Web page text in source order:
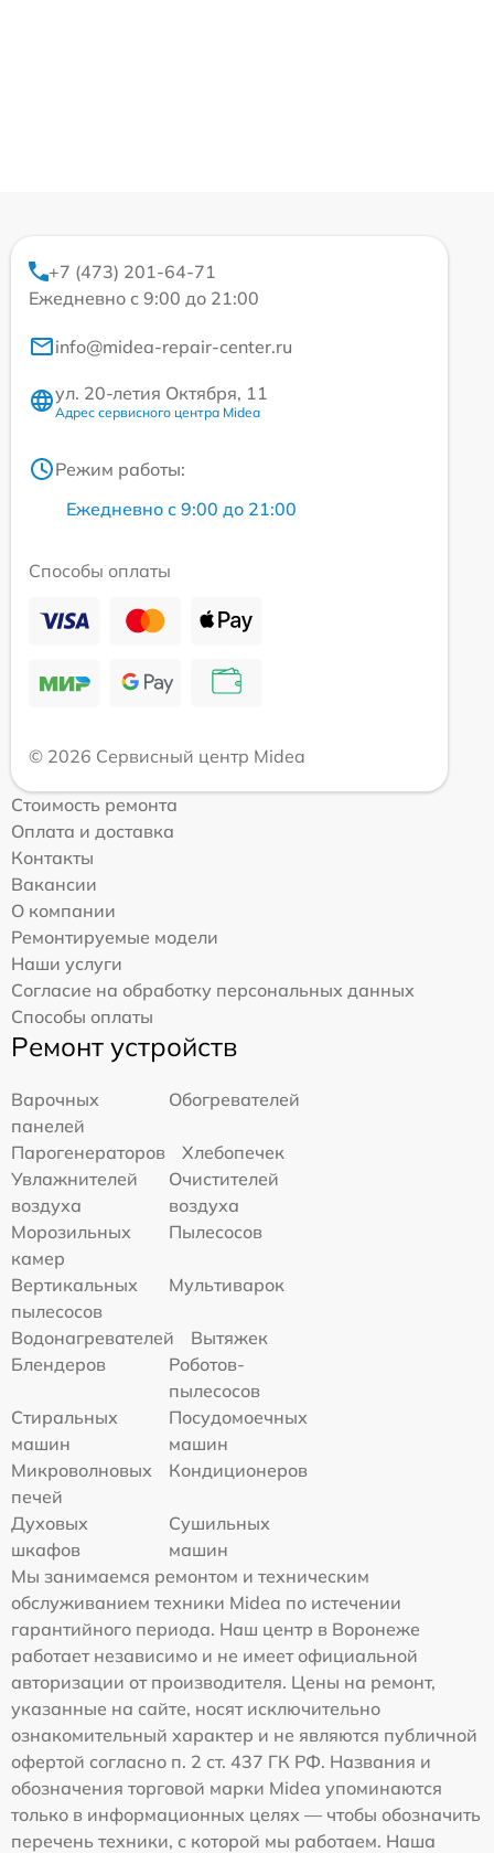
+7 (473) 201-64-71
Ежедневно с 9:00 до 21:00
info@midea-repair-center.ru
ул. 20-летия Октября, 11
Адрес сервисного центра Midea
Режим работы:
Ежедневно с 9:00 до 21:00
Способы оплаты
© 2026 Сервисный центр Midea
Стоимость ремонта
Оплата и доставка
Контакты
Вакансии
О компании
Ремонтируемые модели
Наши услуги
Согласие на обработку персональных данных
Способы оплаты
Ремонт устройств
Варочных
панелей
Обогревателей
Парогенераторов
Хлебопечек
Увлажнителей
воздуха
Очистителей
воздуха
Морозильных
камер
Пылесосов
Вертикальных
пылесосов
Мультиварок
Водонагревателей
Вытяжек
Блендеров
Роботов-
пылесосов
Стиральных
машин
Посудомоечных
машин
Микроволновых
печей
Кондиционеров
Духовых
шкафов
Сушильных
машин
Мы занимаемся ремонтом и техническим
обслуживанием техники Midea по истечении
гарантийного периода. Наш центр в Воронеже
работает независимо и не имеет официальной
авторизации от производителя. Цены на ремонт,
указанные на сайте, носят исключительно
ознакомительный характер и не являются публичной
офертой согласно п. 2 ст. 437 ГК РФ. Названия и
обозначения торговой марки Midea упоминаются
только в информационных целях — чтобы обозначить
перечень техники, с которой мы работаем. Наша